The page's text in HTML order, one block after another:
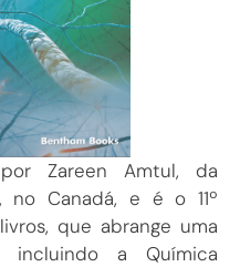
Zareen Amtul, da
no Canadá, e é o 11º
que abrange uma
incluindo a Química